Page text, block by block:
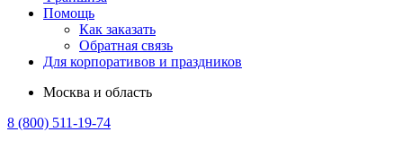
Помощь
Как заказать
Обратная связь
Для корпоративов и праздников
Москва и область
8 (800) 511-19-74